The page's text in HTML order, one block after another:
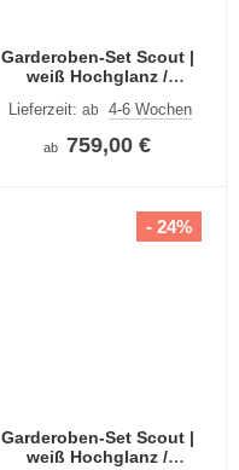
Garderoben-Set Scout |
weiß Hochglanz /
Lieferzeit:ab 4-6 Wochen
ab 759,00 €
Garderoben-Set Scout |
weiß Hochglanz /
- 24%